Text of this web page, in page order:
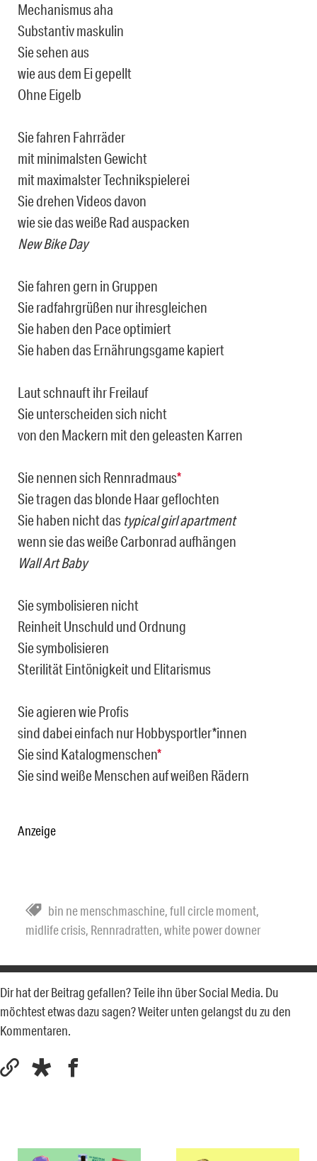
Mechanismus aha
Substantiv maskulin
Sie sehen aus
wie aus dem Ei gepellt
Ohne Eigelb
Sie fahren Fahrräder
mit minimalsten Gewicht
mit maximalster Technikspielerei
Sie drehen Videos davon
wie sie das weiße Rad auspacken
New Bike Day
Sie fahren gern in Gruppen
Sie radfahrgrüßen nur ihresgleichen
Sie haben den Pace optimiert
Sie haben das Ernährungsgame kapiert
Laut schnauft ihr Freilauf
Sie unterscheiden sich nicht
von den Mackern mit den geleasten Karren
Sie nennen sich Rennradmaus*
Sie tragen das blonde Haar geflochten
Sie haben nicht das typical girl apartment
wenn sie das weiße Carbonrad aufhängen
Wall Art Baby
Sie symbolisieren nicht
Reinheit Unschuld und Ordnung
Sie symbolisieren
Sterilität Eintönigkeit und Elitarismus
Sie agieren wie Profis
sind dabei einfach nur Hobbysportler*innen
Sie sind Katalogmenschen*
Sie sind weiße Menschen auf weißen Rädern
Anzeige
bin ne menschmaschine,full circle moment,
midlife crisis, Rennradratten,white power downer
Dir hat der Beitrag gefallen? Teile ihn über Social Media. Du
möchtest etwas dazu sagen? Weiter unten gelangst du zu den
Kommentaren.